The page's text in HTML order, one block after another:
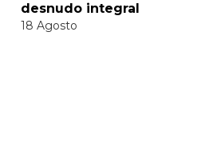
desnudo integral
18 Agosto